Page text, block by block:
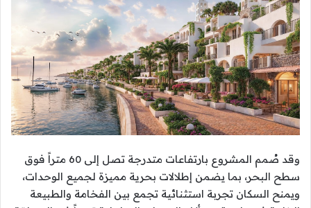
وقد صُمم المشروع بارتفاعات متدرجة تصل إلى 60 متراً فوق
سطح البحر، بما يضمن إطلالات بحرية مميزة لجميع الوحدات،
ويمنح السكان تجربة استثنائية تجمع بين الفخامة والطبيعة